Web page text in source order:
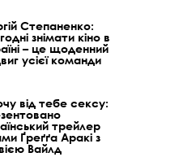
Степаненко:
знімати кіно в
– це щоденний
усієї команди
від тебе сексу:
трейлер
Ґреґґа Аракі з
Вайлд